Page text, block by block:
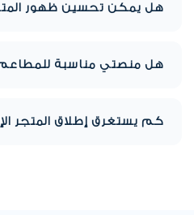
وسلوك العملاء واتخاذ قرارات أفضل.
هل يمكن تحسين ظهور
ظهور متجرك وجذب عملاء جدد
هل منصتي مناسبة للمطاعم
من الطلبات والدفع والتوصيل ونقاط
كم يستغرق إطلاق المتجر